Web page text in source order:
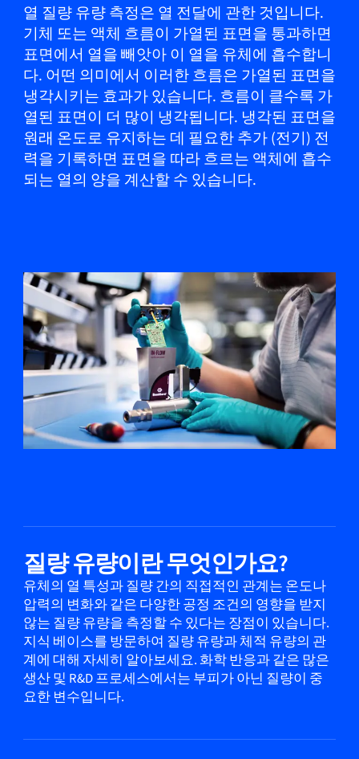
열 질량 유량 측정은 열 전달에 관한 것입니다.
기체 또는 액체 흐름이 가열된 표면을 통과하면
표면에서 열을 빼앗아 이 열을 유체에 흡수합니
다. 어떤 의미에서 이러한 흐름은 가열된 표면을
냉각시키는 효과가 있습니다. 흐름이 클수록 가
열된 표면이 더 많이 냉각됩니다. 냉각된 표면을
원래 온도로 유지하는 데 필요한 추가 (전기) 전
력을 기록하면 표면을 따라 흐르는 액체에 흡수
되는 열의 양을 계산할 수 있습니다.
질량 유량이란 무엇인가요?
유체의 열 특성과 질량 간의 직접적인 관계는 온도나
압력의 변화와 같은 다양한 공정 조건의 영향을 받지
않는 질량 유량을 측정할 수 있다는 장점이 있습니다.
지식 베이스를 방문하여 질량 유량과 체적 유량의 관
계에 대해 자세히 알아보세요. 화학 반응과 같은 많은
생산 및 R&D 프로세스에서는 부피가 아닌 질량이 중
요한 변수입니다.